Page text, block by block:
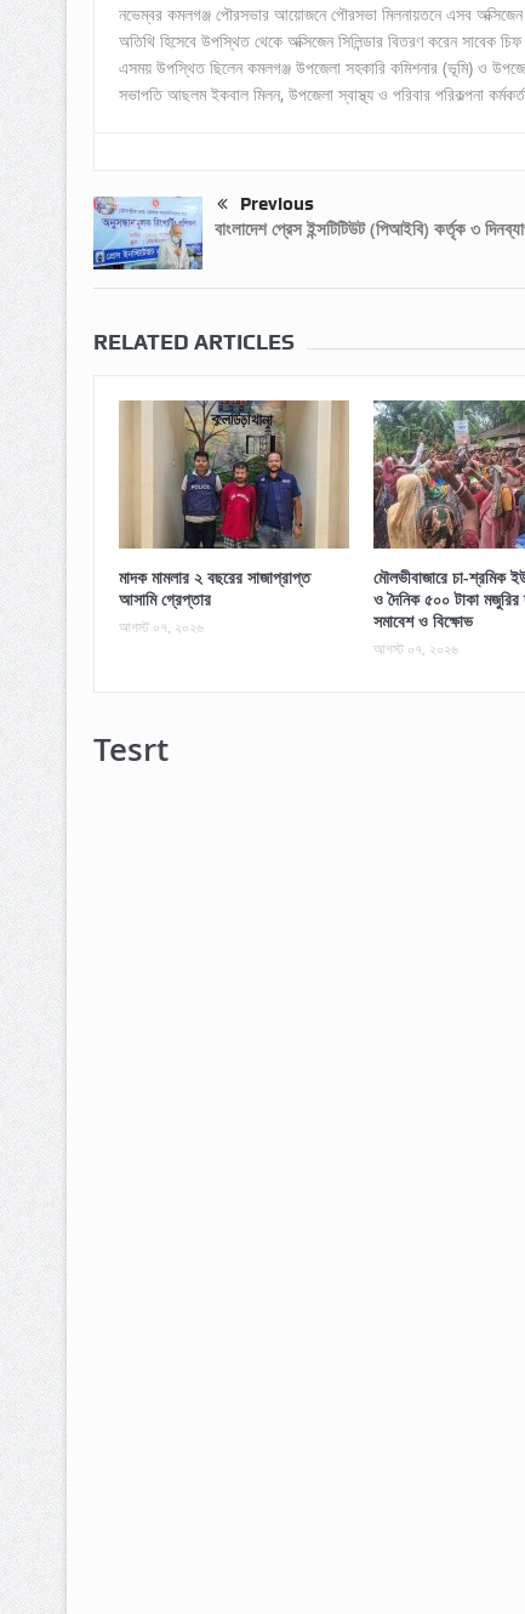
নভেম্বর কমলগঞ্জ পৌরসভার আয়োজনে পৌরসভা মিলনায়তনে এসব
অতিথি হিসেবে উপস্থিত থেকে অক্সিজেন সিলিন্ডার বিতরণ করেন
এসময় উপস্থিত ছিলেন কমলগঞ্জ উপজেলা সহকারি কমিশনার (ভূমি) ও
সভাপতি আছলম ইকবাল মিলন, উপজেলা স্বাস্থ্য ও পরিবার পরিকল্পনা
Previous
বাংলাদেশ প্রেস ইন্সটিটিউট (পিআইবি) কর্তৃক ৩
RELATED ARTICLES
মাদক মামলার ২ বছরের সাজাপ্রাপ্ত
আসামি গ্রেপ্তার
আগস্ট ০৭, ২০২৬
মৌলভীবাজারে চা-শ্রমিক
ও দৈনিক ৫০০ টাকা মজুরির
সমাবেশ ও বিক্ষোভ
আগস্ট ০৭, ২০২৬
Tesrt